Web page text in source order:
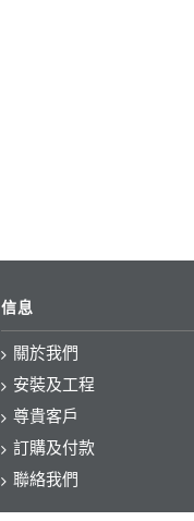
信息
關於我們
安裝及工程
尊貴客戶
訂購及付款
聯絡我們